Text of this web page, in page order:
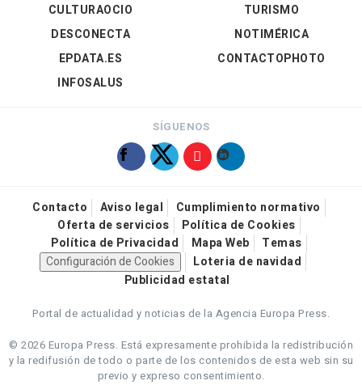
CULTURAOCIO
DESCONECTA
EPDATA.ES
INFOSALUS
TURISMO
NOTIMÉRICA
CONTACTOPHOTO
SÍGUENOS
Contacto Aviso legal
Cumplimiento normativo
Oferta de servicios
Política de Cookies
Política de Privacidad
Mapa Web
Temas
Configuración de Cookies
Loteria de navidad
Publicidad estatal
Portal de actualidad y noticias de la Agencia Europa Press.
© 2026 Europa Press. Está expresamente prohibida la redistribución
y la redifusión de todo o parte de los contenidos de esta web sin su
previo y expreso consentimiento.